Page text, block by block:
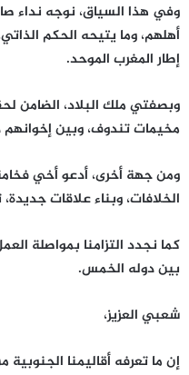
وفي هذا السياق، نوجه نداء
أهلهم، وما يتيحه الحكم
إطار المغرب الموحد.
وبصفتي ملك البلاد، الضامن
مخيمات تندوف، وبين
ومن جهة أخرى، أدعو أخي
الخلافات، وبناء علاقات
كما نجدد التزامنا بمواصلة
بين دوله الخمس.
شعبي العزيز،
إن ما تعرفه أقاليمنا